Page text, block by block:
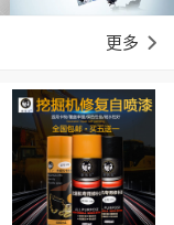
更多 